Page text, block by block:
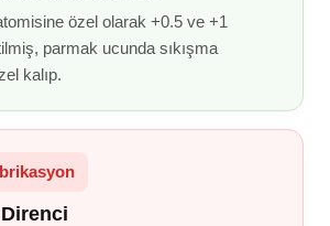
özel olarak +0.5 ve +1
parmak ucunda sıkışma
kalıp.